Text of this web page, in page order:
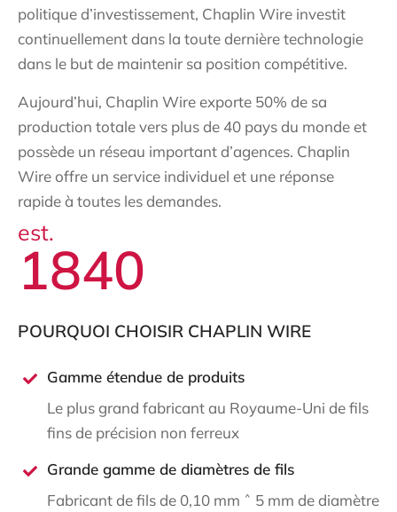
politique d’investissement, Chaplin Wire investit
continuellement dans la toute dernière technologie
dans le but de maintenir sa position compétitive.
Aujourd’hui, Chaplin Wire exporte 50% de sa
production totale vers plus de 40 pays du monde et
possède un réseau important d’agences. Chaplin
Wire offre un service individuel et une réponse
rapide à toutes les demandes.
est.
1840
POURQUOI CHOISIR CHAPLIN WIRE
Gamme étendue de produits
Le plus grand fabricant au Royaume-Uni de fils
fins de précision non ferreux
Grande gamme de diamètres de fils
Fabricant de fils de 0,10 mm ˆ 5 mm de diamètre